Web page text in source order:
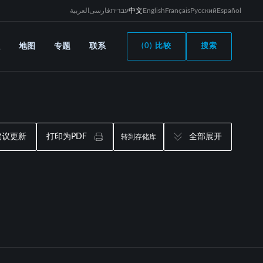
العربية فارسیעברית中文EnglishFrançaisРусскийEspañol
地图 专题 联系 (0) 比较 搜索
议更新 打印为PDF 转到存储库 全部展开